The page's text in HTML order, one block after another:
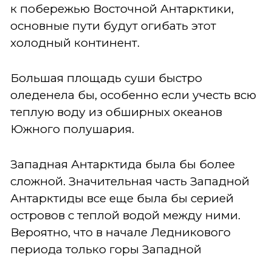
к побережью Восточной Антарктики,
основные пути будут огибать этот
холодный континент.
Большая площадь суши быстро
оледенела бы, особенно если учесть всю
теплую воду из обширных океанов
Южного полушария.
Западная Антарктида была бы более
сложной. Значительная часть Западной
Антарктиды все еще была бы серией
островов с теплой водой между ними.
Вероятно, что в начале Ледникового
периода только горы Западной